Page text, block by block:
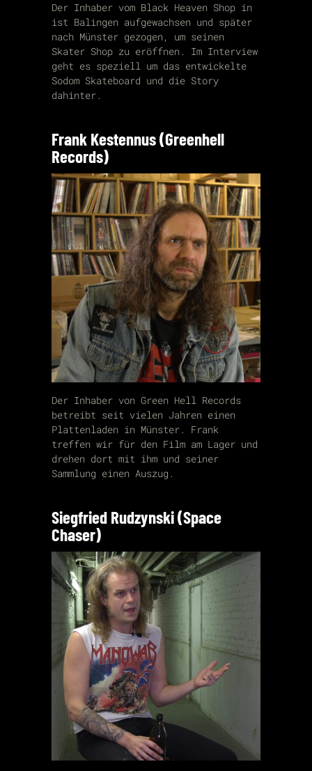
Der Inhaber vom Black Heaven Shop in
ist Balingen aufgewachsen und später
nach Münster gezogen, um seinen
Skater Shop zu eröffnen. Im Interview
geht es speziell um das entwickelte
Sodom Skateboard und die Story
dahinter.
Frank Kestennus (Greenhell
Records)
Der Inhaber von Green Hell Records
betreibt seit vielen Jahren einen
Plattenladen in Münster. Frank
treffen wir für den Film am Lager und
drehen dort mit ihm und seiner
Sammlung einen Auszug.
Siegfried Rudzynski (Space
Chaser)